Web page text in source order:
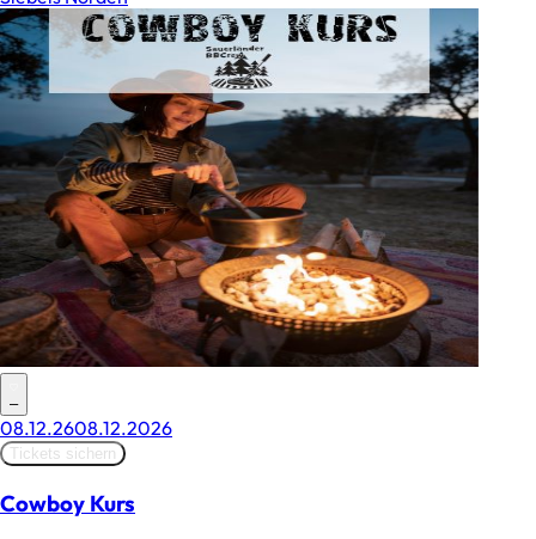
–
08.12.2608.12.2026
Tickets sichern
Cowboy Kurs